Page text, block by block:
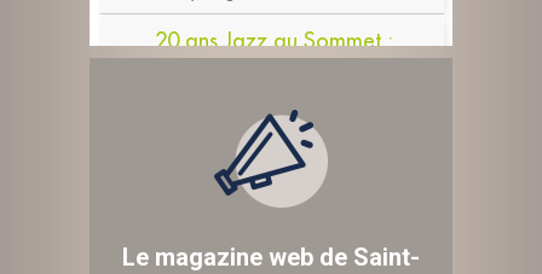
Le magazine web de Saint-